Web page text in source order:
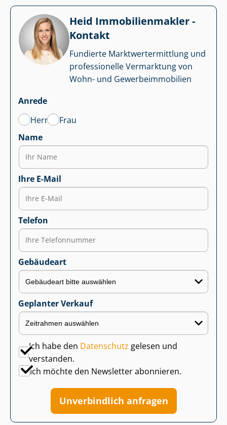
Heid Im­mo­bi­li­en­mak­ler -
Kontakt
Fundierte Markt­wert­ermitt­lung und
professionelle Vermarktung von
Wohn- und Ge­wer­be­im­mo­bi­li­en
Anrede
Herr
Frau
Name
Ihre E-Mail
Telefon
Gebäudeart
Geplanter Verkauf
Ich habe den Datenschutz gelesen und
verstanden.
Ich möchte den Newsletter abonnieren.
Unverbindlich anfragen